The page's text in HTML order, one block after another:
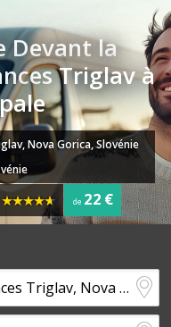
Devant la
Triglav à
Nova Gorica, Slovénie
de 22 €